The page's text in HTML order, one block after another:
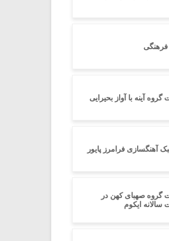
فرهنگی
آینه با آواز بحیرایی
آهنگسازی فرامرز پایور
گروه صهبای کهن در
ایکوم